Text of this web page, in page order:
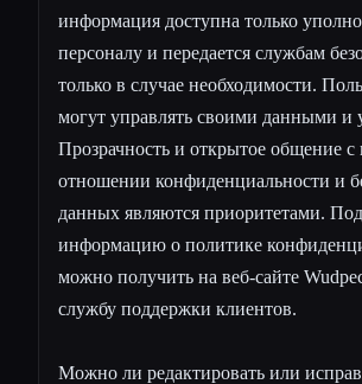
информация доступна только
персоналу и передается службам
только в случае необходимости.
могут управлять своими данными и
Прозрачность и открытое общение с
отношении конфиденциальности и
данных являются приоритетами.
информацию о политике
можно получить на веб-сайте
службу поддержки клиентов.
Можно ли редактировать или